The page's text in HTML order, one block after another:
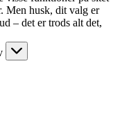
Men husk, dit valg er
– det er trods alt det,